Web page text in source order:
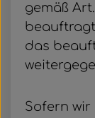
gemäß
das
Sofern wir